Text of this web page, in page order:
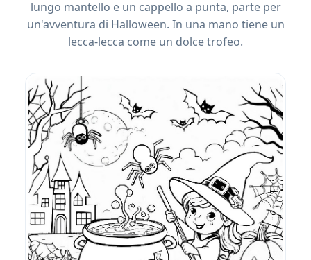
lungo mantello e un cappello a punta, parte per
un'avventura di Halloween. In una mano tiene un
lecca-lecca come un dolce trofeo.